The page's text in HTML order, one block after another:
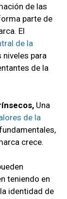
de las
parte de
El
de la
para
de la
Una
de la
crece.
teniendo en
identidad de